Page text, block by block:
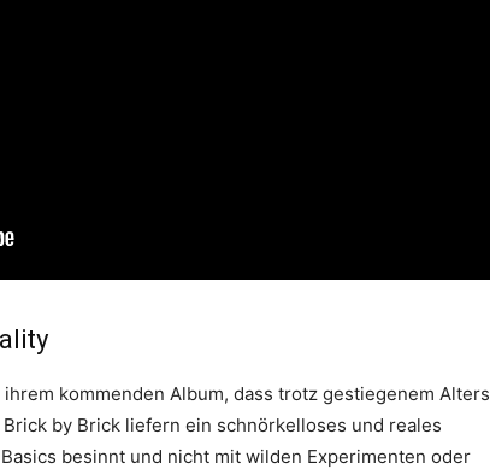
kommenden Album, dass trotz gestiegenem Alters
by Brick liefern ein schnörkelloses und reales
besinnt und nicht mit wilden Experimenten oder